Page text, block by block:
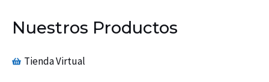
Nuestros Productos
Tienda Virtual